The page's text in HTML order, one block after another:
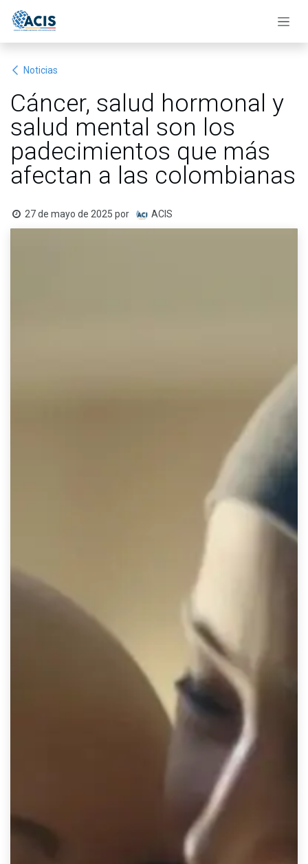
Noticias
Cáncer, salud hormonal y
salud mental son los
padecimientos que más
afectan a las colombianas
27 de mayo de 2025 por ACIS